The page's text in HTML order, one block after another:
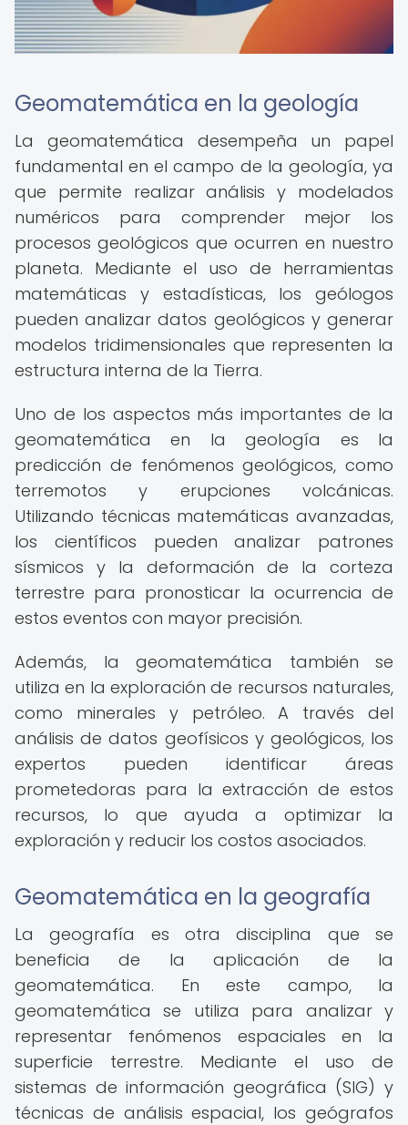
Geomatemática en la geología
La geomatemática desempeña un papel
fundamental en el campo de la geología, ya
que permite realizar análisis y modelados
numéricos para comprender mejor los
procesos geológicos que ocurren en nuestro
planeta. Mediante el uso de herramientas
matemáticas y estadísticas, los geólogos
pueden analizar datos geológicos y generar
modelos tridimensionales que representen la
estructura interna de la Tierra.
Uno de los aspectos más importantes de la
geomatemática en la geología es la
predicción de fenómenos geológicos, como
terremotos y erupciones volcánicas.
Utilizando técnicas matemáticas avanzadas,
los científicos pueden analizar patrones
sísmicos y la deformación de la corteza
terrestre para pronosticar la ocurrencia de
estos eventos con mayor precisión.
Además, la geomatemática también se
utiliza en la exploración de recursos naturales,
como minerales y petróleo. A través del
análisis de datos geofísicos y geológicos, los
expertos pueden identificar áreas
prometedoras para la extracción de estos
recursos, lo que ayuda a optimizar la
exploración y reducir los costos asociados.
Geomatemática en la geografía
La geografía es otra disciplina que se
beneficia de la aplicación de la
geomatemática. En este campo, la
geomatemática se utiliza para analizar y
representar fenómenos espaciales en la
superficie terrestre. Mediante el uso de
sistemas de información geográfica (SIG) y
técnicas de análisis espacial, los geógrafos